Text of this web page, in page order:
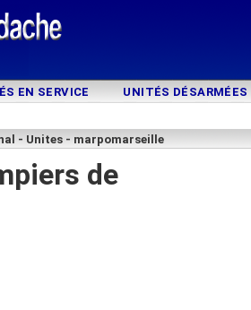
EN SERVICE UNITÉS DÉSARMÉES
- Unites - marpomarseille
de